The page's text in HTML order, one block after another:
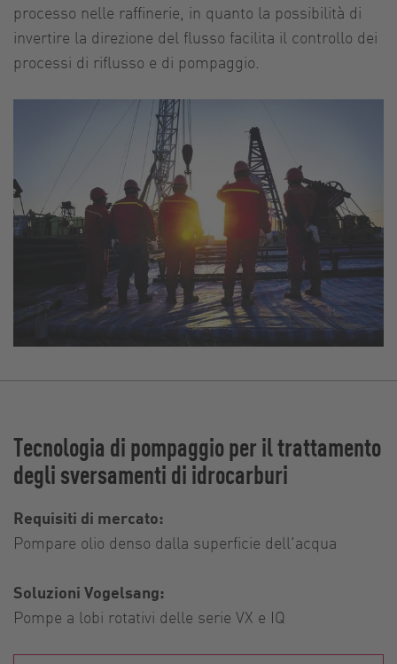
processo nelle raffinerie, in quanto la possibilità di
invertire la direzione del flusso facilita il controllo dei
processi di riflusso e di pompaggio.
Tecnologia di pompaggio per il trattamento
degli sversamenti di idrocarburi
Requisiti di mercato:
Pompare olio denso dalla superficie dell'acqua
Soluzioni Vogelsang:
Pompe a lobi rotativi delle serie VX e IQ